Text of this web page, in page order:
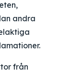
andra
från